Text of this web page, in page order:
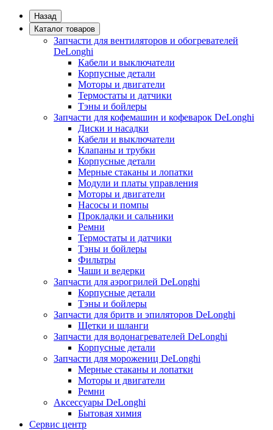
Назад
Каталог товаров
Запчасти для вентиляторов и обогревателей
DeLonghi
Кабели и выключатели
Корпусные детали
Моторы и двигатели
Термостаты и датчики
Тэны и бойлеры
Запчасти для кофемашин и кофеварок DeLonghi
Диски и насадки
Кабели и выключатели
Клапаны и трубки
Корпусные детали
Мерные стаканы и лопатки
Модули и платы управления
Моторы и двигатели
Насосы и помпы
Прокладки и сальники
Ремни
Термостаты и датчики
Тэны и бойлеры
Фильтры
Чаши и ведерки
Запчасти для аэрогрилей DeLonghi
Корпусные детали
Тэны и бойлеры
Запчасти для бритв и эпиляторов DeLonghi
Щетки и шланги
Запчасти для водонагревателей DeLonghi
Корпусные детали
Запчасти для морожениц DeLonghi
Мерные стаканы и лопатки
Моторы и двигатели
Ремни
Аксессуары DeLonghi
Бытовая химия
Сервис центр